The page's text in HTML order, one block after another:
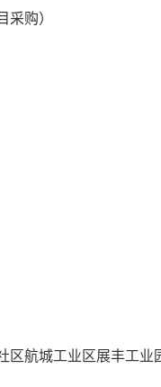
采购）
区航城工业区展丰工业